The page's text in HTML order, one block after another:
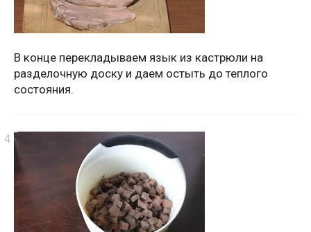
В конце перекладываем язык из кастрюли на
разделочную доску и даем остыть до теплого
состояния.